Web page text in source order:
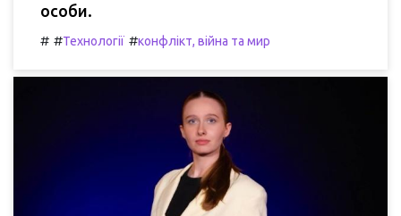
особи.
# #Технології #конфлікт, війна та мир